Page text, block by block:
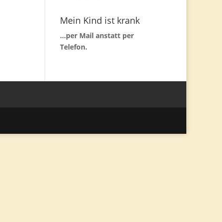
Mein Kind ist krank
...per Mail anstatt per
Telefon.